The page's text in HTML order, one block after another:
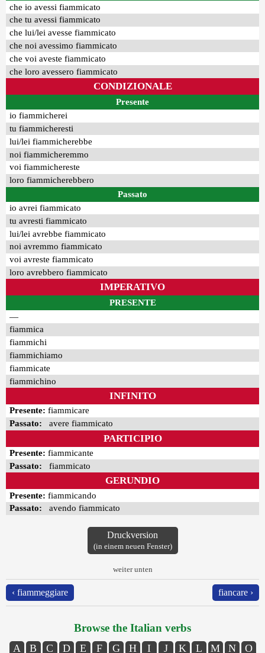
che io avessi fiammicato
che tu avessi fiammicato
che lui/lei avesse fiammicato
che noi avessimo fiammicato
che voi aveste fiammicato
che loro avessero fiammicato
CONDIZIONALE
Presente
io fiammicherei
tu fiammicheresti
lui/lei fiammicherebbe
noi fiammicheremmo
voi fiammichereste
loro fiammicherebbero
Passato
io avrei fiammicato
tu avresti fiammicato
lui/lei avrebbe fiammicato
noi avremmo fiammicato
voi avreste fiammicato
loro avrebbero fiammicato
IMPERATIVO
PRESENTE
—
fiammica
fiammichi
fiammichiamo
fiammicate
fiammichino
INFINITO
Presente: fiammicare
Passato: avere fiammicato
PARTICIPIO
Presente: fiammicante
Passato: fiammicato
GERUNDIO
Presente: fiammicando
Passato: avendo fiammicato
Druckversion
(in einem neuen Fenster)
weiter unten
‹ fiammeggiare fiancare ›
Browse the Italian verbs
A B C D E F G H I J K L M N
O